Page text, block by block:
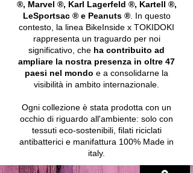
®, Marvel ®, Karl Lagerfeld ®, Kartell ®,
LeSportsac ® e Peanuts ®. In questo
contesto, la linea BikeInside x TOKIDOKI
rappresenta un traguardo per noi
significativo, che ha contribuito ad
ampliare la nostra presenza in oltre 47
paesi nel mondo e a consolidarne la
visibilità in ambito internazionale.
Ogni collezione è stata prodotta con un
occhio di riguardo all'ambiente: solo con
tessuti eco-sostenibili, filati riciclati
antibatterici e manifattura 100% Made in
italy.